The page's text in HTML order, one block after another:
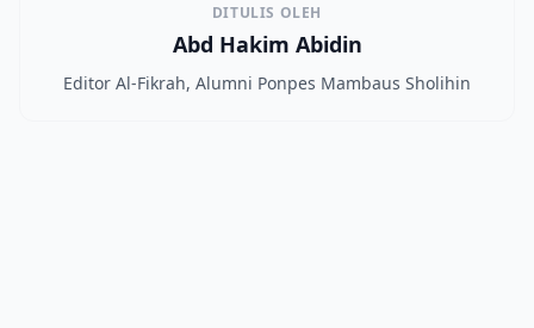
DITULIS OLEH
Abd Hakim Abidin
Editor Al-Fikrah, Alumni Ponpes Mambaus Sholihin